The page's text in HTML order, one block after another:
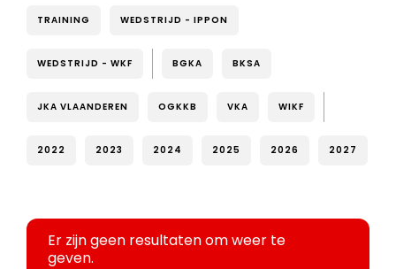
TRAINING WEDSTRIJD - IPPON
WEDSTRIJD - WKF BGKA BKSA
JKA VLAANDEREN OGKKB VKA WIKF
2022 2023 2024 2025 2026 2027
Er zijn geen resultaten om weer te
geven.